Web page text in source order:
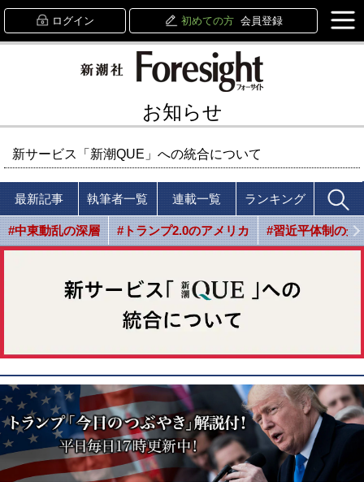
ログイン 初めての方 会員登録
お知らせ
新サービス「新潮QUE」への統合について
最新記事 執筆者一覧 連載一覧 ランキング
#中東動乱の深層 #トランプ2.0のアメリカ #習近平体制の光